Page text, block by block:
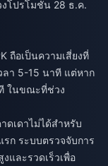
โปรโมชัน 28 ธ.ค.
ถือเป็นความเสี่ยงที่
ลา 5-15 นาที แต่หาก
ในขณะที่ช่วง
ดเดาไม่ได้สำหรับ
รก ระบบตรวจจับการ
และรวดเร็วเพื่อ